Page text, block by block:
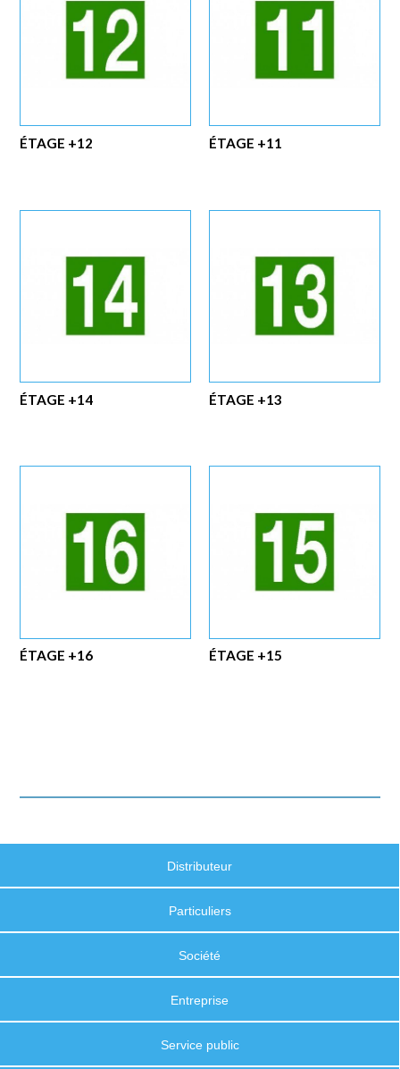
ÉTAGE +11
ÉTAGE +12
ÉTAGE +13
ÉTAGE +14
ÉTAGE +15
ÉTAGE +16
Distributeur
Particuliers
Société
Entreprise
Service public